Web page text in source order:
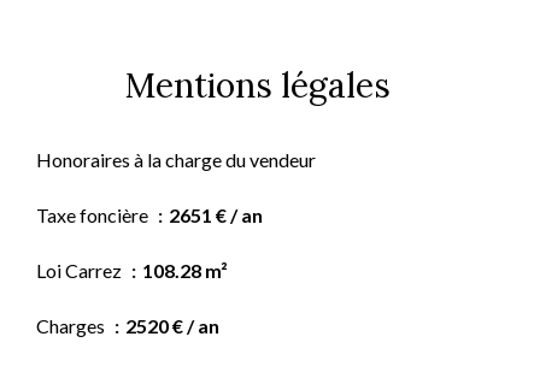
Mentions légales
Honoraires à la charge du vendeur
Taxe foncière 2651 € / an
Loi Carrez 108.28 m²
Charges 2520 € / an